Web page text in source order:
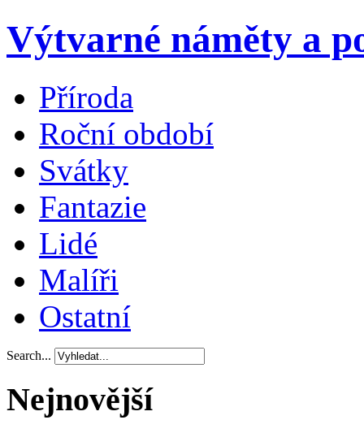
Výtvarné náměty a
Příroda
Roční období
Svátky
Fantazie
Lidé
Malíři
Ostatní
Search...
Nejnovější